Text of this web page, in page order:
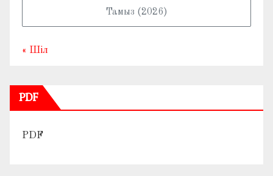
Тамыз (2026)
« Шіл
PDF
PDF